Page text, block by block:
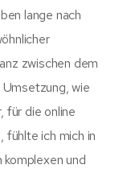
lange nach
zwischen dem
wie
für die online
fühlte ich mich in
und